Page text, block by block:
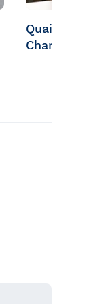
Quai et
Charlevoix